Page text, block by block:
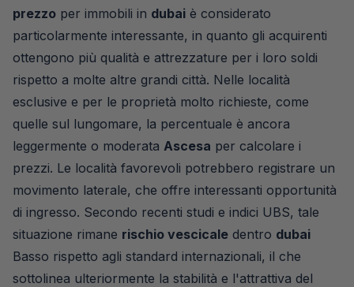
prezzo per immobili in dubai è considerato
particolarmente interessante, in quanto gli acquirenti
ottengono più qualità e attrezzature per i loro soldi
rispetto a molte altre grandi città. Nelle località
esclusive e per le proprietà molto richieste, come
quelle sul lungomare, la percentuale è ancora
leggermente o moderata Ascesa per calcolare i
prezzi. Le località favorevoli potrebbero registrare un
movimento laterale, che offre interessanti opportunità
di ingresso. Secondo recenti studi e indici UBS, tale
situazione rimane rischio vescicale dentro dubai
Basso rispetto agli standard internazionali, il che
sottolinea ulteriormente la stabilità e l'attrattiva del